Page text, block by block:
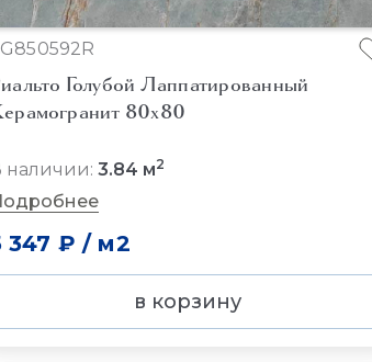
Голубой Лаппатированный
80x80
наличии: 3.84 м2
347 ₽ / м2
в корзину